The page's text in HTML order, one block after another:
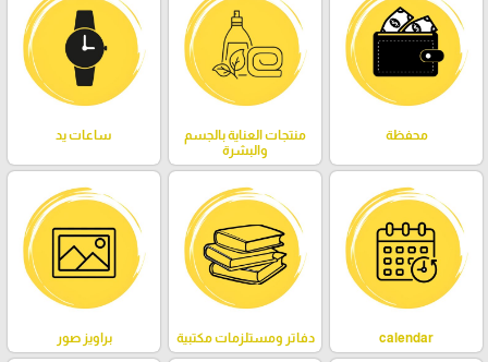
محفظة
منتجات العناية بالجسم
والبشرة
ساعات يد
calendar دفاتر ومستلزمات مكتبية براويز صور